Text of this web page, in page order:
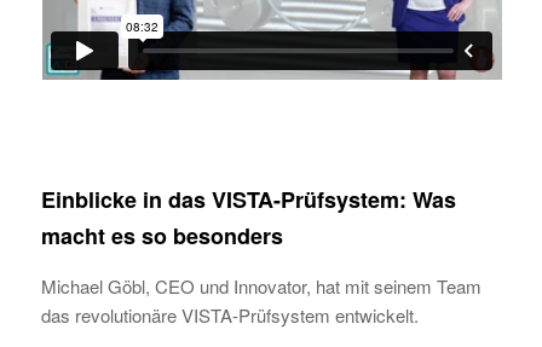
Einblicke in das VISTA-Prüfsystem: Was
macht es so besonders
Michael Göbl, CEO und Innovator, hat mit seinem Team
das revolutionäre VISTA-Prüfsystem entwickelt.